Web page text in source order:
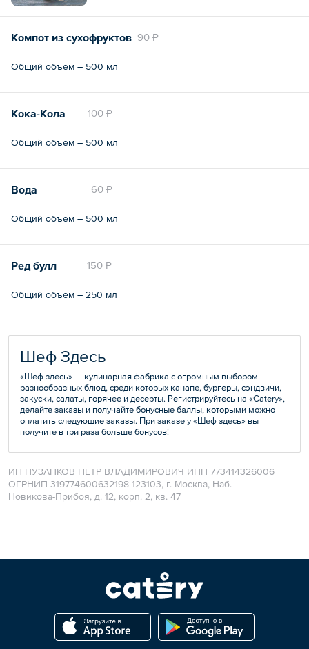
90 ₽
Компот из сухофруктов
Общий объем – 500 мл
100 ₽
Кока-Кола
Общий объем – 500 мл
60 ₽
Вода
Общий объем – 500 мл
150 ₽
Ред булл
Общий объем – 250 мл
Шеф Здесь
«Шеф здесь» — кулинарная фабрика с огромным выбором
разнообразных блюд, среди которых канапе, бургеры, сэндвичи,
закуски, салаты, горячее и десерты. Регистрируйтесь на «Catery»,
делайте заказы и получайте бонусные баллы, которыми можно
оплатить следующие заказы. При заказе у «Шеф здесь» вы
получите в три раза больше бонусов!
ИП ПУЗАНКОВ ПЕТР ВЛАДИМИРОВИЧ ИНН 773414326006
ОГРНИП 319774600632198 123103, г. Москва, Наб.
Новикова-Прибоя, д. 12, корп. 2, кв. 47